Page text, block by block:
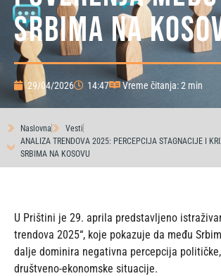
SRBIMA NA
29/04/2026 14:47 Vreme čitanja: 2 min
Naslovna
Vesti
ANALIZA TRENDOVA 2025: PERCEPCIJA STAGNACIJE I
SRBIMA NA KOSOVU
U Prištini je 29. aprila predstavljeno
trendova 2025“, koje pokazuje da među
dalje dominira negativna percepcija
društveno-ekonomske situacije.